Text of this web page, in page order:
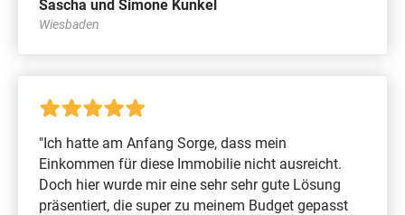
Sascha und Simone Kunkel
Wiesbaden
"Ich hatte am Anfang Sorge, dass mein
Einkommen für diese Immobilie nicht ausreicht.
Doch hier wurde mir eine sehr sehr gute Lösung
präsentiert, die super zu meinem Budget gepasst